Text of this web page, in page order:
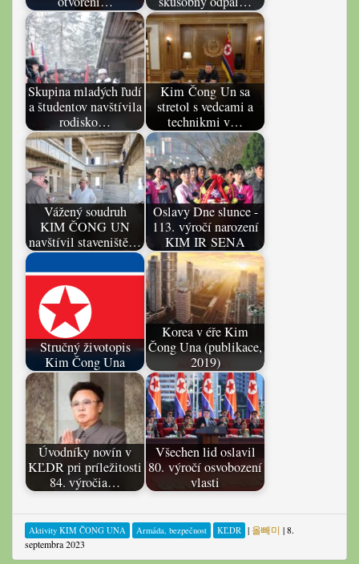
Skupina mladých ľudí
a študentov navštívila
rodisko…
Kim Čong Un sa
stretol s vedcami a
technikmi v…
Vážený soudruh
KIM ČONG UN
navštívil staveniště…
Oslavy Dne slunce -
113. výročí narození
KIM IR SENA
Stručný životopis
Kim Čong Una
Korea v éře Kim
Čong Una (publikace,
2019)
Úvodníky novín v
KĽDR pri príležitosti
84. výročia…
Všechen lid oslavil
80. výročí osvobození
vlasti
Aktivity KIM ČONG UNA Armáda, bezpečnost KĽDR | 올빼미 |8.
septembra 2023